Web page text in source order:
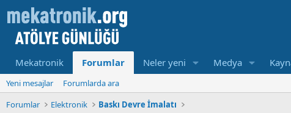
Mekatronik Forumlar Neler yeni Medya
Yeni mesajlar
Forumlarda ara
Forumlar
Elektronik Baskı Devre İmalatı